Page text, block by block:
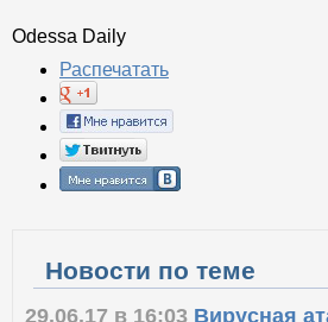
Odessa Daily
Распечатать
Новости по теме
29.06.17 в 16:03 Вирусная